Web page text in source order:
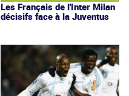
Les Français de l'Inter Milan
décisifs face à la Juventus